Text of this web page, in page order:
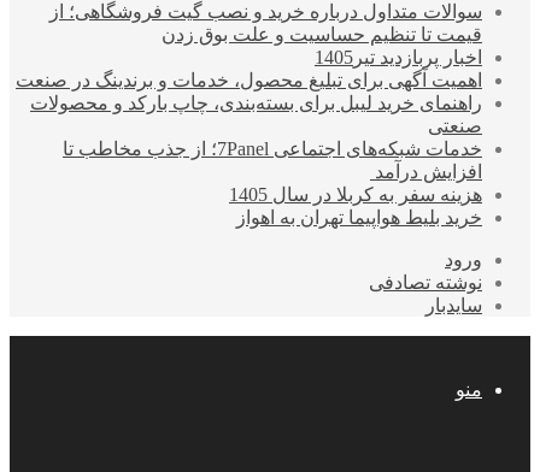
سوالات متداول درباره خرید و نصب گیت فروشگاهی؛ از
قیمت تا تنظیم حساسیت و علت بوق زدن
اخبار پربازدید تیر1405
اهمیت آگهی برای تبلیغ محصول، خدمات و برندینگ در صنعت
راهنمای خرید لیبل برای بسته‌بندی، چاپ بارکد و محصولات
صنعتی
خدمات شبکه‌های اجتماعی 7Panel؛ از جذب مخاطب تا
افزایش درآمد
هزینه سفر به کربلا در سال 1405
خرید بلیط هواپیما تهران به اهواز
ورود
نوشته تصادفی
سایدبار
منو